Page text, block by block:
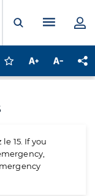
Ouvrir laMenu
Connectez-vous
Augmenter la
15. If you